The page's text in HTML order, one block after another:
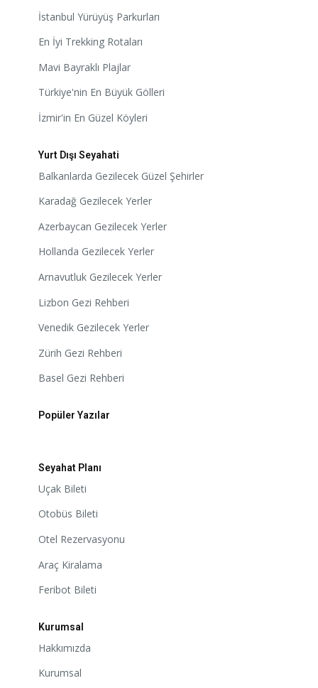
İstanbul Yürüyüş Parkurları
En İyi Trekking Rotaları
Mavi Bayraklı Plajlar
Türkiye'nin En Büyük Gölleri
İzmir'in En Güzel Köyleri
Yurt Dışı Seyahati
Balkanlarda Gezilecek Güzel Şehirler
Karadağ Gezilecek Yerler
Azerbaycan Gezilecek Yerler
Hollanda Gezilecek Yerler
Arnavutluk Gezilecek Yerler
Lizbon Gezi Rehberi
Venedik Gezilecek Yerler
Zürih Gezi Rehberi
Basel Gezi Rehberi
Popüler Yazılar
Seyahat Planı
Uçak Bileti
Otobüs Bileti
Otel Rezervasyonu
Araç Kiralama
Feribot Bileti
Kurumsal
Hakkımızda
Kurumsal